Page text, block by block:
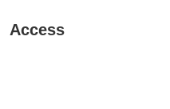
Access